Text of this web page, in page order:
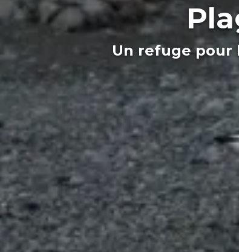
Un refuge pour